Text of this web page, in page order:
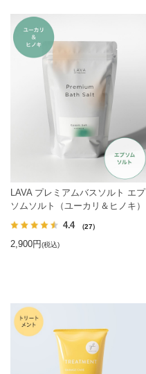
LAVA プレミアムバスソルト エプ
ソムソルト（ユーカリ＆ヒノキ）
4.4 （27）
2,900円(税込)